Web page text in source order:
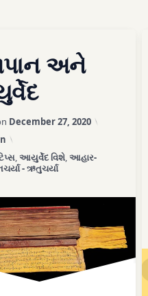
અને
December 27, 2020
, આયુર્વેદ વિશે, આહાર-
- ઋતુચર્યા